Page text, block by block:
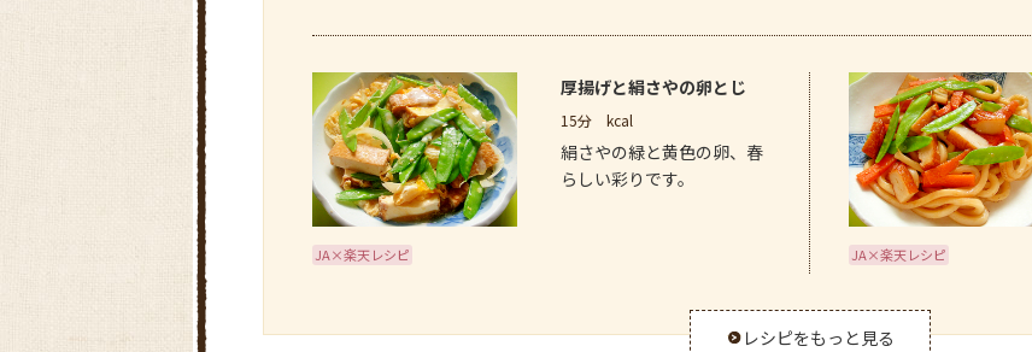
JA×楽天レシピ
厚揚げと絹さやの卵とじ
15分 kcal
絹さやの緑と黄色の卵、春
らしい彩りです。
JA×楽天レシピ
レシピをもっと見る